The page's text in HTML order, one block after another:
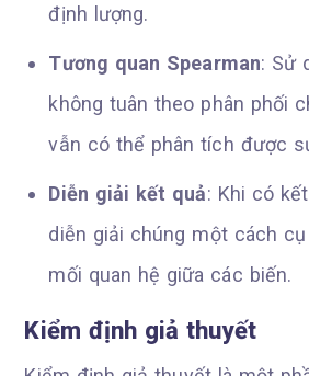
định lượng.
Tương quan Spearman: Sử
không tuân theo phân phối
vẫn có thể phân tích được
Diễn giải kết quả: Khi có
diễn giải chúng một cách
mối quan hệ giữa các biến.
Kiểm định giả thuyết